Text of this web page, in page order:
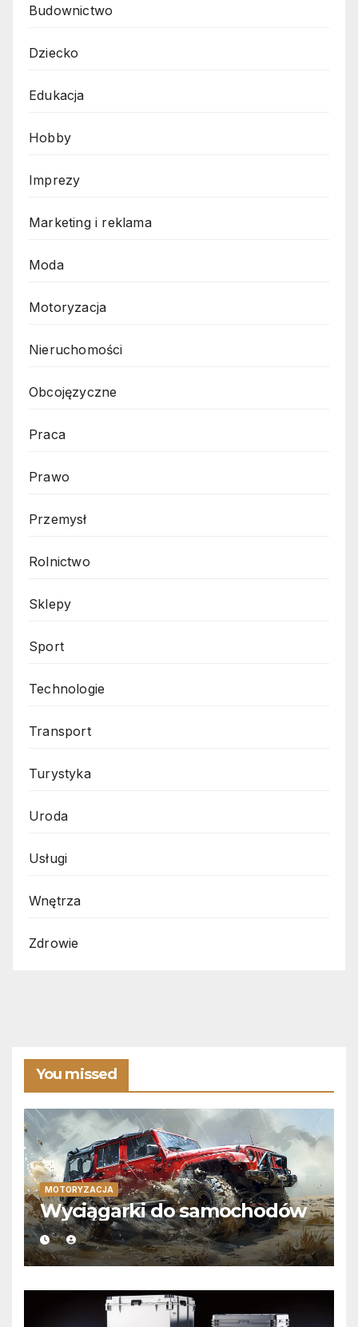
Budownictwo
Dziecko
Edukacja
Hobby
Imprezy
Marketing i reklama
Moda
Motoryzacja
Nieruchomości
Obcojęzyczne
Praca
Prawo
Przemysł
Rolnictwo
Sklepy
Sport
Technologie
Transport
Turystyka
Uroda
Usługi
Wnętrza
Zdrowie
You missed
MOTORYZACJA
Wyciągarki do samochodów